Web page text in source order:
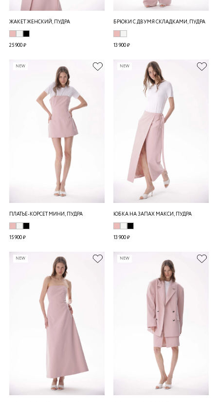
ЖАКЕТ ЖЕНСКИЙ, ПУДРА
25 900 ₽
БРЮКИ С ДВУМЯ СКЛАДКАМИ, ПУДРА
13 900 ₽
NEW
ПЛАТЬЕ-КОРСЕТ МИНИ, ПУДРА
15 900 ₽
NEW
ЮБКА НА ЗАПАХ МАКСИ, ПУДРА
13 900 ₽
NEW NEW